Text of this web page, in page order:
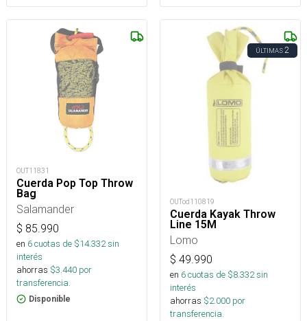
OUT11831
Cuerda Pop Top Throw
Bag
Salamander
$ 85.990
en 6cuotas de $14.332sin
interés
ahorras $3.440 por
transferencia.
Disponible
ÚLTIMAS2
OUTod110819
Cuerda Kayak Throw
Line 15M
Lomo
$ 49.990
en 6cuotas de $8.332sin
interés
ahorras $2.000 por
transferencia.